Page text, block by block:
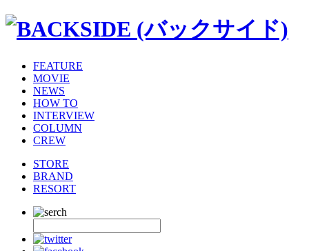
FEATURE
MOVIE
NEWS
HOW TO
INTERVIEW
COLUMN
CREW
STORE
BRAND
RESORT